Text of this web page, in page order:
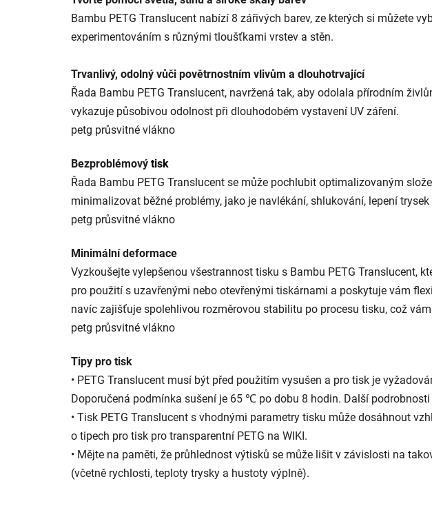
Bambu PETG Translucent nabízí 8 zářivých barev, ze kterých si můžete
experimentováním s různými tloušťkami vrstev a stěn.
Trvanlivý, odolný vůči povětrnostním vlivům a dlouhotrvající
Řada Bambu PETG Translucent, navržená tak, aby odolala přírodním
vykazuje působivou odolnost při dlouhodobém vystavení UV záření.
petg průsvitné vlákno
Bezproblémový tisk
Řada Bambu PETG Translucent se může pochlubit optimalizovaným
minimalizovat běžné problémy, jako je navlékání, shlukování, lepení
petg průsvitné vlákno
Minimální deformace
Vyzkoušejte vylepšenou všestrannost tisku s Bambu PETG Translucent,
pro použití s uzavřenými nebo otevřenými tiskárnami a poskytuje vám
navíc zajišťuje spolehlivou rozměrovou stabilitu po procesu tisku, což
petg průsvitné vlákno
Tipy pro tisk
• PETG Translucent musí být před použitím vysušen a pro tisk je
Doporučená podmínka sušení je 65 ℃ po dobu 8 hodin. Další
• Tisk PETG Translucent s vhodnými parametry tisku může dosáhnout
o tipech pro tisk pro transparentní PETG na WIKI.
• Mějte na paměti, že průhlednost výtisků se může lišit v závislosti na
(včetně rychlosti, teploty trysky a hustoty výplně).